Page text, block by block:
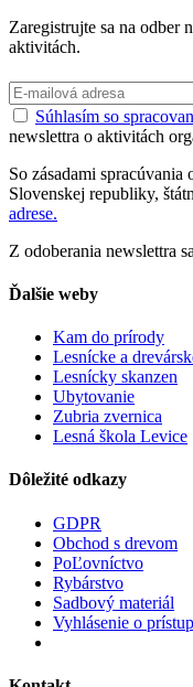
Zaregistrujte sa na odber
aktivitách.
Súhlasím so
newslettra o aktivitách
So zásadami
Slovenskej republiky,
adrese.
Z odoberania newslettra
Ďalšie weby
Kam do prírody
Lesnícke a
Lesnícky skanzen
Ubytovanie
Zubria zvernica
Lesná škola Levice
Dôležité odkazy
GDPR
Obchod s drevom
PoĽovníctvo
Rybárstvo
Sadbový materiál
Vyhlásenie o